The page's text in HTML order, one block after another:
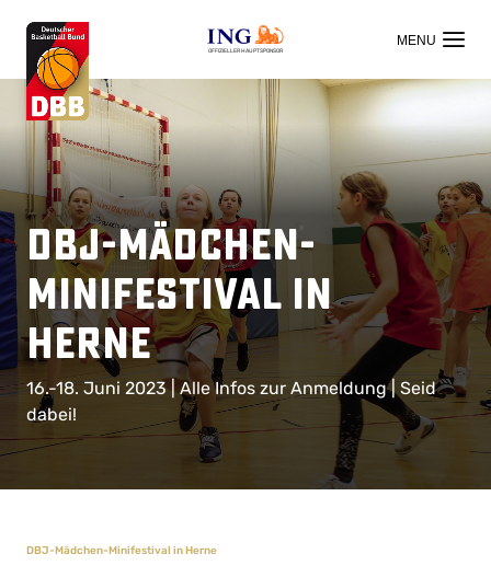
OFFIZIELLER HAUPTSPONSOR
DBJ-Mädchen-
Minifestival in
Herne
16.-18. Juni 2023 | Alle Infos zur Anmeldung | Seid
dabei!
DBJ-Mädchen-Minifestival in Herne